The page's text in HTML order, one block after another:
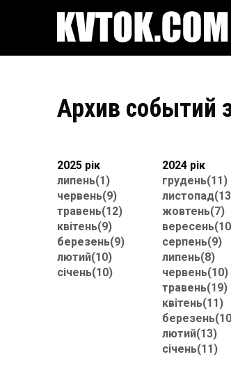
РОК/МЕТАЛ
Архив событий
2025 рік
липень(1)
червень(9)
травень(12)
квітень(9)
березень(9)
лютий(10)
січень(10)
2024 рік
грудень(11)
жовтень(7)
серпень(9)
липень(8)
червень(10)
травень(19)
квітень(11)
лютий(13)
січень(11)